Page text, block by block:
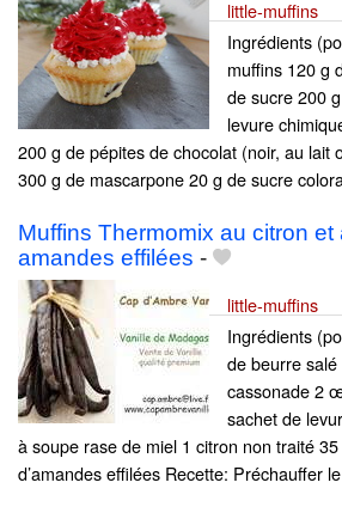
little-muffins
Ingrédients
muffins 120 g
de sucre 200
levure
200 g de pépites de chocolat (noir, au lait
300 g de mascarpone 20 g de sucre
Muffins Thermomix au citron et
amandes effilées -
little-muffins
Ingrédients
de beurre
cassonade 2
sachet de
à soupe rase de miel 1 citron non traité
d’amandes effilées Recette: Préchauffer